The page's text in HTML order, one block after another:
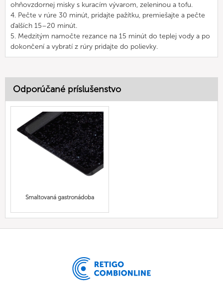
ohňovzdornej misky s kuracím vývarom, zeleninou a tofu.
4. Pečte v rúre 30 minút, pridajte pažítku, premiešajte a pečte
ďalších 15–20 minút.
5. Medzitým namočte rezance na 15 minút do teplej vody a po
dokončení a vybratí z rúry pridajte do polievky.
Odporúčané príslušenstvo
Smaltovaná gastronádoba